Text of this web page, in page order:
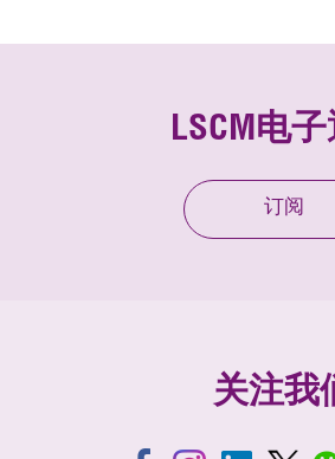
LSCM电
订阅
关注我